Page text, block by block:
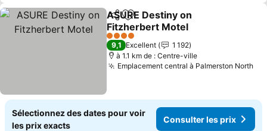
PartagerAjouter à mes favoris
ASURE Destiny on
Fitzherbert Motel
Consulter les prix
4 Étoiles
9,1 Excellent
1 192
à 1.1 km de : Centre-ville
Emplacement central à Palmerston North
Sélectionnez des dates pour voir
les prix exacts
Consulter les prix